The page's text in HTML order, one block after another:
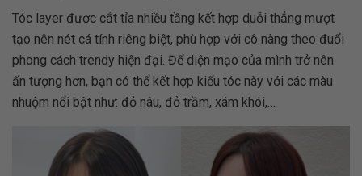
Tóc layer được cắt tỉa nhiều tầng kết hợp duỗi thẳng mượt
tạo nên nét cá tính riêng biệt, phù hợp với cô nàng theo đuổi
phong cách trendy hiện đại. Để diện mạo của mình trở nên
ấn tượng hơn, bạn có thể kết hợp kiểu tóc này với các màu
nhuộm nổi bật như: đỏ nâu, đỏ trầm, xám khói,…